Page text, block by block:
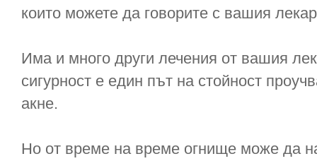
които можете да говорите с вашия
Има и много други лечения от вашия
сигурност е един път на стойност
акне.
Но от време на време огнище може да